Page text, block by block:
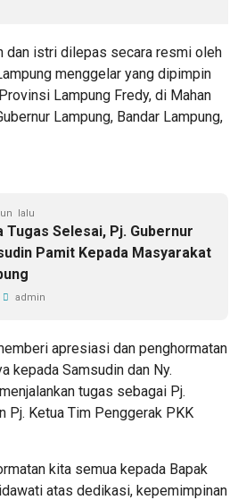
dan istri dilepas secara resmi oleh
menggelar yang dipimpin
Lampung Fredy, di Mahan
Lampung, Bandar Lampung,
lalu
Tugas Selesai, Pj. Gubernur
Pamit Kepada Masyarakat
admin
apresiasi dan penghormatan
kepada Samsudin dan Ny.
tugas sebagai Pj.
Pj. Ketua Tim Penggerak PKK
kita semua kepada Bapak
atas dedikasi, kepemimpinan